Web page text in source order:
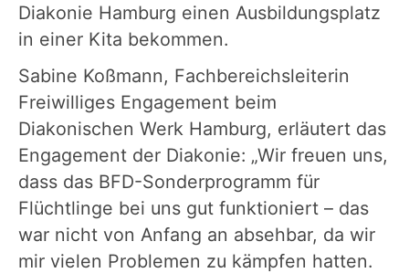
Diakonie Hamburg einen Ausbildungsplatz
in einer Kita bekommen.
Sabine Koßmann, Fachbereichsleiterin
Freiwilliges Engagement beim
Diakonischen Werk Hamburg, erläutert das
Engagement der Diakonie: „Wir freuen uns,
dass das BFD-Sonderprogramm für
Flüchtlinge bei uns gut funktioniert – das
war nicht von Anfang an absehbar, da wir
mir vielen Problemen zu kämpfen hatten.